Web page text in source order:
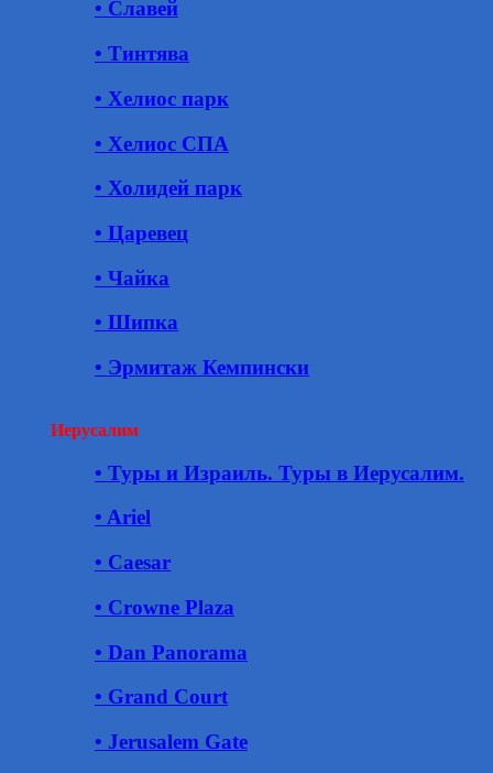
• Славей
• Тинтява
• Хелиос парк
• Хелиос СПА
• Холидей парк
• Царевец
• Чайка
• Шипка
• Эрмитаж Кемпински
Иерусалим
• Туры и Израиль. Туры в Иерусалим.
• Ariel
• Caesar
• Crowne Plaza
• Dan Panorama
• Grand Court
• Jerusalem Gate